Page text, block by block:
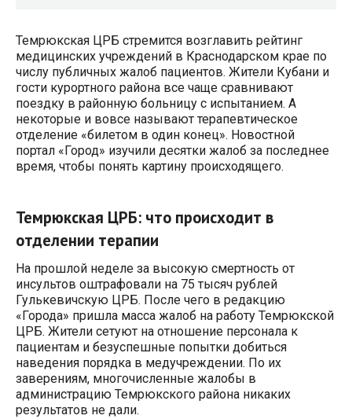
Темрюкская ЦРБ стремится возглавить рейтинг
медицинских учреждений в Краснодарском крае по
числу публичных жалоб пациентов. Жители Кубани и
гости курортного района все чаще сравнивают
поездку в районную больницу с испытанием. А
некоторые и вовсе называют терапевтическое
отделение «билетом в один конец». Новостной
портал «Город» изучили десятки жалоб за последнее
время, чтобы понять картину происходящего.
Темрюкская ЦРБ: что происходит в
отделении терапии
На прошлой неделе за высокую смертность от
инсультов оштрафовали на 75 тысяч рублей
Гулькевичскую ЦРБ. После чего в редакцию
«Города» пришла масса жалоб на работу Темрюкской
ЦРБ. Жители сетуют на отношение персонала к
пациентам и безуспешные попытки добиться
наведения порядка в медучреждении. По их
заверениям, многочисленные жалобы в
администрацию Темрюкского района никаких
результатов не дали.